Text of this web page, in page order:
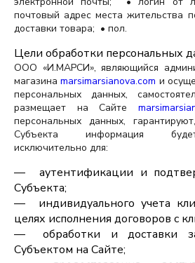
почтовый адрес места жительства
доставки товара; • пол.
Цели обработки персональных
ООО «И.МАРСИ», являющийся
магазинаmarsimarsianova.com и
персональных данных,
размещает на Сайте
персональных данных,
Субъекта информация
исключительно для:
аутентификации и
Субъекта;
индивидуального учета
целях исполнения договоров с
обработки и доставки
Субъектом на Сайте;